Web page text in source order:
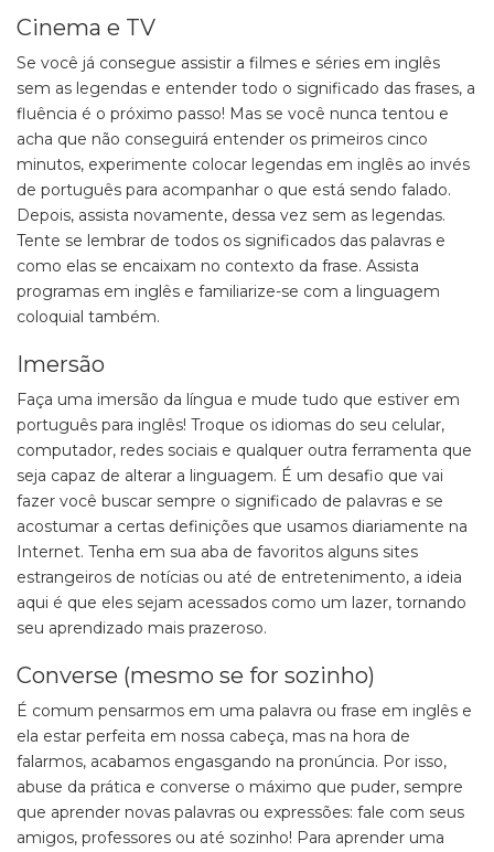
Cinema e TV
Se você já consegue assistir a filmes e séries em inglês
sem as legendas e entender todo o significado das frases, a
fluência é o próximo passo! Mas se você nunca tentou e
acha que não conseguirá entender os primeiros cinco
minutos, experimente colocar legendas em inglês ao invés
de português para acompanhar o que está sendo falado.
Depois, assista novamente, dessa vez sem as legendas.
Tente se lembrar de todos os significados das palavras e
como elas se encaixam no contexto da frase. Assista
programas em inglês e familiarize-se com a linguagem
coloquial também.
Imersão
Faça uma imersão da língua e mude tudo que estiver em
português para inglês! Troque os idiomas do seu celular,
computador, redes sociais e qualquer outra ferramenta que
seja capaz de alterar a linguagem. É um desafio que vai
fazer você buscar sempre o significado de palavras e se
acostumar a certas definições que usamos diariamente na
Internet. Tenha em sua aba de favoritos alguns sites
estrangeiros de notícias ou até de entretenimento, a ideia
aqui é que eles sejam acessados como um lazer, tornando
seu aprendizado mais prazeroso.
Converse (mesmo se for sozinho)
É comum pensarmos em uma palavra ou frase em inglês e
ela estar perfeita em nossa cabeça, mas na hora de
falarmos, acabamos engasgando na pronúncia. Por isso,
abuse da prática e converse o máximo que puder, sempre
que aprender novas palavras ou expressões: fale com seus
amigos, professores ou até sozinho! Para aprender uma